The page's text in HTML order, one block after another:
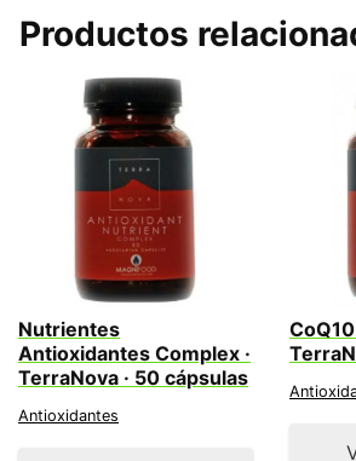
Productos
Nutrientes
Antioxidantes Complex ·
TerraNova · 50 cápsulas
Antioxidantes